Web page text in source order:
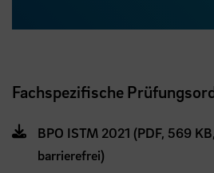
Fachspezifische
BPO ISTM 2021 (PDF, 569
barrierefrei)